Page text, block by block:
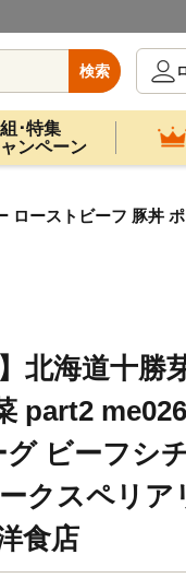
検索
･特集
ンペーン
ローストビーフ 豚丼
】北海道十
part2
グ ビーフシ
クスペリア
食店